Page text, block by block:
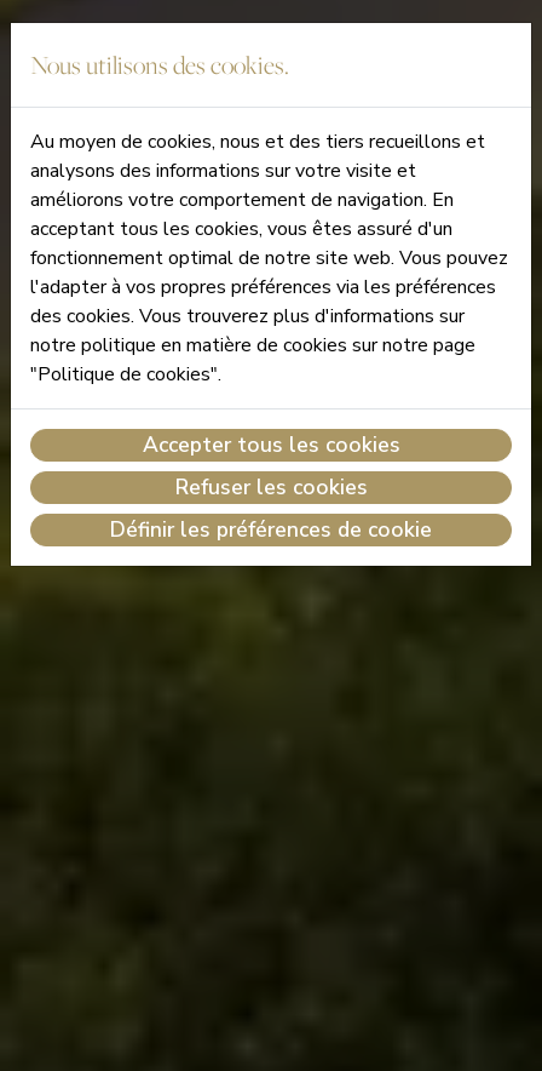
Nous utilisons des cookies.
Au moyen de cookies, nous et des tiers recueillons et
analysons des informations sur votre visite et
améliorons votre comportement de navigation. En
acceptant tous les cookies, vous êtes assuré d'un
fonctionnement optimal de notre site web. Vous pouvez
l'adapter à vos propres préférences via les préférences
des cookies. Vous trouverez plus d'informations sur
notre politique en matière de cookies sur notre page
"Politique de cookies".
Accepter tous les cookies
Refuser les cookies
Définir les préférences de cookie